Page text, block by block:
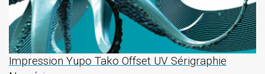
Impression Yupo Tako Offset UV Sérigraphie